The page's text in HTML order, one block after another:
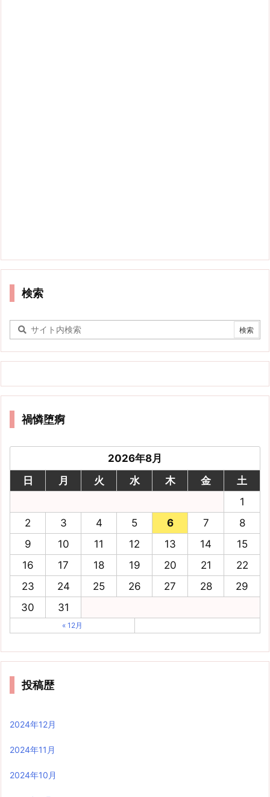
検索
禍憐堕痾
2026年8月
日
月 火 水 木 金
土
1
2
3 4 5 6 7
8
9
10 11 12 13 14
15
16
17 18 19 20 21
22
23
24 25 26 27 28
29
30
31
« 12月
投稿歴
2024年12月
2024年11月
2024年10月